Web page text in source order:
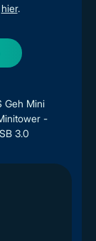
Geh Mini
-
3.0
hier.